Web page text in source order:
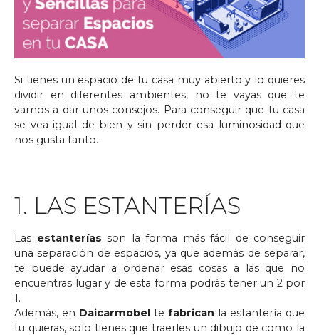
Si tienes un espacio de tu casa muy abierto y lo quieres
dividir en diferentes ambientes, no te vayas que te
vamos a dar unos consejos. Para conseguir que tu casa
se vea igual de bien y sin perder esa luminosidad que
nos gusta tanto.
1. LAS ESTANTERÍAS
Las estanterías son la forma más fácil de conseguir
una separación de espacios, ya que además de separar,
te puede ayudar a ordenar esas cosas a las que no
encuentras lugar y de esta forma podrás tener un 2 por
1.
Además, en Daicarmobel te fabrican la estantería que
tu quieras, solo tienes que traerles un dibujo de como la